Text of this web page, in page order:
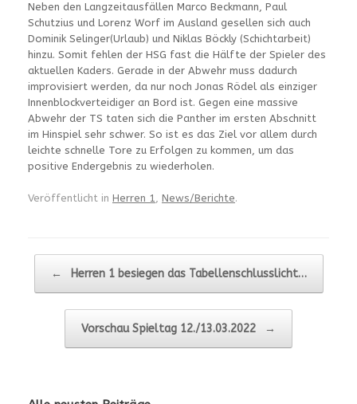
Neben den Langzeitausfällen Marco Beckmann, Paul
Schutzius und Lorenz Worf im Ausland gesellen sich auch
Dominik Selinger(Urlaub) und Niklas Böckly (Schichtarbeit)
hinzu. Somit fehlen der HSG fast die Hälfte der Spieler des
aktuellen Kaders. Gerade in der Abwehr muss dadurch
improvisiert werden, da nur noch Jonas Rödel als einziger
Innenblockverteidiger an Bord ist. Gegen eine massive
Abwehr der TS taten sich die Panther im ersten Abschnitt
im Hinspiel sehr schwer. So ist es das Ziel vor allem durch
leichte schnelle Tore zu Erfolgen zu kommen, um das
positive Endergebnis zu wiederholen.
Veröffentlicht in Herren 1 News/Berichte.
← Herren 1 besiegen das Tabellenschlusslicht…
Vorschau Spieltag 12./13.03.2022 →